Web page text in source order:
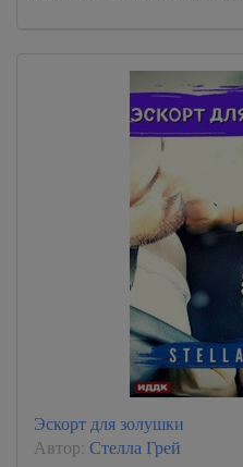
Эскорт для золушки
Автор: Стелла Грей